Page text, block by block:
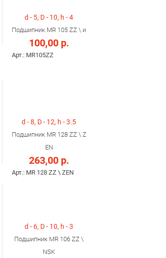
d - 5, D - 10, h - 4
Подшипник MR 105 ZZ \ и
100,00 р.
Арт.: MR105ZZ
d - 8, D - 12, h - 3.5
Подшипник MR 128 ZZ \ Z
EN
263,00 р.
Арт.: MR 128 ZZ \ ZEN
d - 6, D - 10, h - 3
Подшипник MR 106 ZZ \
NSK